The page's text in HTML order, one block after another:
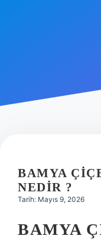
Hakkımızda
BAMYA
NEDIR ?
Tarih: Mayıs 9, 2026
BAMYA